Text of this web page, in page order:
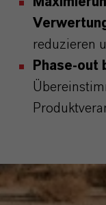
reduzieren
Phase-out